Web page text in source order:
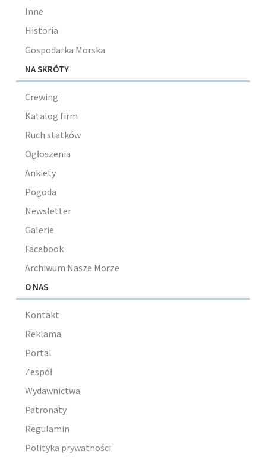
Inne
Historia
Gospodarka Morska
NA SKRÓTY
Crewing
Katalog firm
Ruch statków
Ogłoszenia
Ankiety
Pogoda
Newsletter
Galerie
Facebook
Archiwum Nasze Morze
O NAS
Kontakt
Reklama
Portal
Zespół
Wydawnictwa
Patronaty
Regulamin
Polityka prywatności